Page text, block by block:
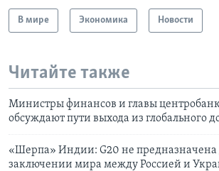
В мире Экономика Новости
Читайте также
Министры финансов и главы
обсуждают пути выхода из глобального
«Шерпа» Индии: G20 не
заключении мира между Россией и